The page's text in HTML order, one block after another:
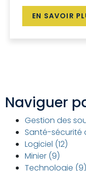
EN SAVOIR
Naviguer
Gestion des
Santé-sécurité
Logiciel (12)
Minier (9)
Technologie (9)